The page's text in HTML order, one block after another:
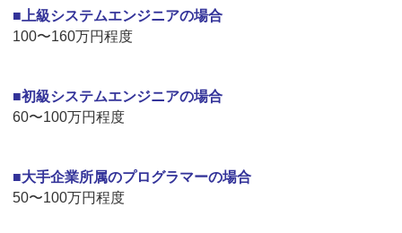
■上級システムエンジニアの場合
100〜160万円程度
■初級システムエンジニアの場合
60〜100万円程度
■大手企業所属のプログラマーの場合
50〜100万円程度